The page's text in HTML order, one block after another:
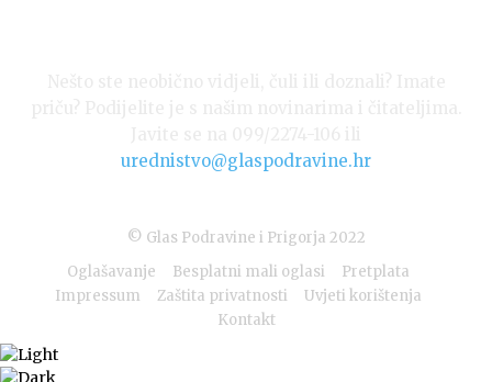
urednistvo@glaspodravine.hr
© Glas Podravine i Prigorja 2022
Oglašavanje
Besplatni mali oglasi
Pretplata
Impressum
Zaštita privatnosti
Uvjeti korištenja
Kontakt